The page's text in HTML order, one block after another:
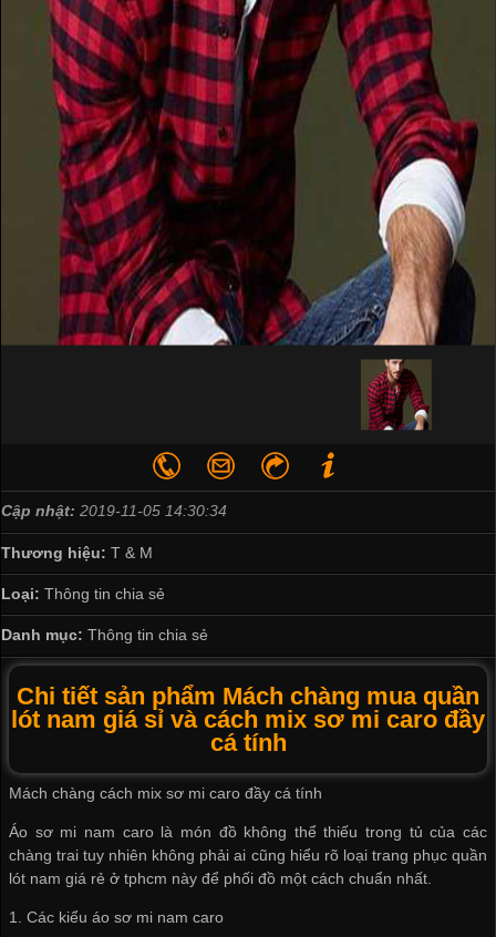
Cập nhật: 2019-11-05 14:30:34
Thương hiệu: T & M
Loại: Thông tin chia sẻ
Danh mục: Thông tin chia sẻ
Chi tiết sản phẩm Mách chàng mua quần
lót nam giá sỉ và cách mix sơ mi caro đầy
cá tính
Mách chàng cách mix sơ mi caro đầy cá tính
Áo sơ mi nam caro là món đồ không thể thiếu trong tủ của các
chàng trai tuy nhiên không phải ai cũng hiểu rõ loại trang phục quần
lót nam giá rẻ ở tphcm này để phối đồ một cách chuẩn nhất.
1. Các kiểu áo sơ mi nam caro